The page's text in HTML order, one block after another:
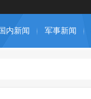
内新闻 军事新闻